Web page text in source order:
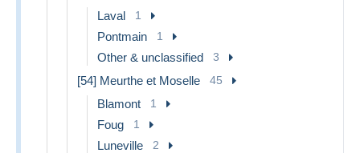
Laval 1
Pontmain 1
Other & unclassified 3
[54] Meurthe et Moselle 45
Blamont 1
Foug 1
Luneville 2